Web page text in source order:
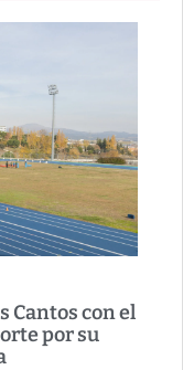
Cantos con el
por su